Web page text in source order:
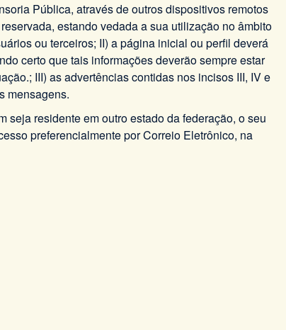
Pública, através de outros dispositivos remotos
estando vedada a sua utilização no âmbito
ou terceiros; II) a página inicial ou perfil deverá
certo que tais informações deverão sempre estar
III) as advertências contidas nos incisos III, IV e
mensagens.
seja residente em outro estado da federação, o seu
preferencialmente por Correio Eletrônico, na